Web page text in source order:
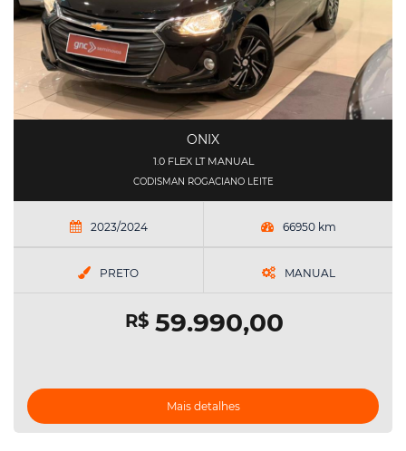
ONIX
1.0 FLEX LT MANUAL
CODISMAN ROGACIANO LEITE
2023/2024 66950 km
PRETO MANUAL
R$59.990,00
Mais detalhes